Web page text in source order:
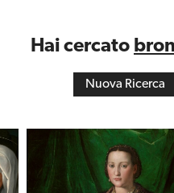
Hai cercato
Nuova Ricerca